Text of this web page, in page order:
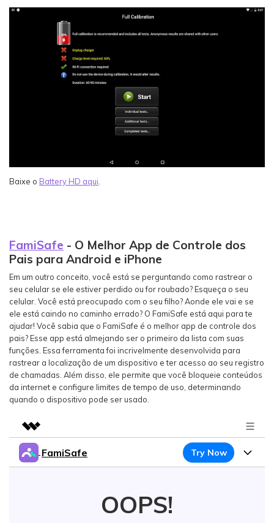
Baixe o Battery HD aqui.
FamiSafe - O Melhor App de Controle dos
Pais para Android e iPhone
Em um outro conceito, você está se perguntando como rastrear o
seu celular se ele estiver perdido ou for roubado? Esqueça o seu
celular. Você está preocupado com o seu filho? Aonde ele vai e se
ele está caindo no caminho errado? O FamiSafe está aqui para te
ajudar! Você sabia que o FamiSafe é o melhor app de controle dos
pais? Esse app está almejando ser o primeiro da lista com suas
funções. Essa ferramenta foi incrivelmente desenvolvida para
rastrear a localização de um dispositivo e ter acesso ao seu registro
de chamadas. Além disso, ele permite que você bloqueie conteúdos
da internet e configure limites de tempo de uso, determinando
quando o dispositivo pode ser usado.
Featured Products
FamiSafe Try Now
OOPS!